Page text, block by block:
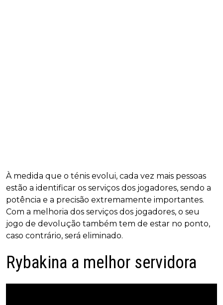
À medida que o ténis evolui, cada vez mais pessoas
estão a identificar os serviços dos jogadores, sendo a
potência e a precisão extremamente importantes.
Com a melhoria dos serviços dos jogadores, o seu
jogo de devolução também tem de estar no ponto,
caso contrário, será eliminado.
Rybakina a melhor servidora